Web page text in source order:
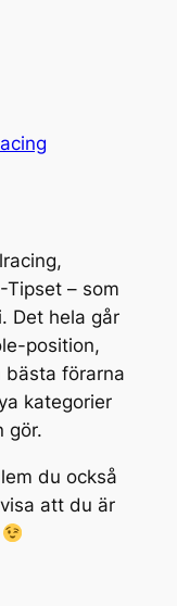
Tipset – som
Det hela går
position,
bästa förarna
kategorier
gör.
du också
att du är